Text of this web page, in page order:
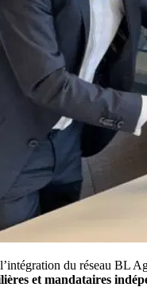
du réseau BL
et mandataires